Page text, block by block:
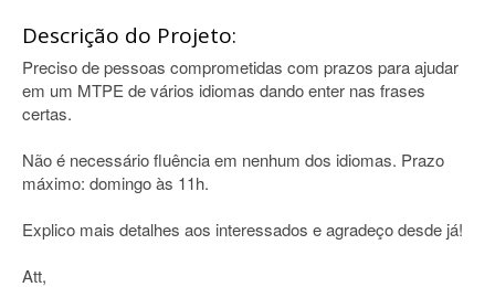
Descrição do Projeto:
Preciso de pessoas comprometidas com prazos para ajudar
em um MTPE de vários idiomas dando enter nas frases
certas.
Não é necessário fluência em nenhum dos idiomas. Prazo
máximo: domingo às 11h.
Explico mais detalhes aos interessados e agradeço desde já!
Att,